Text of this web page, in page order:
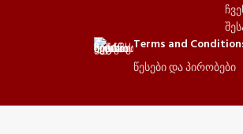
Terms and
წესები და პირობები